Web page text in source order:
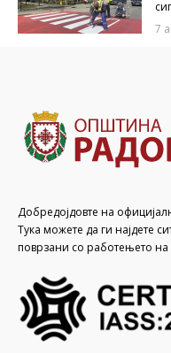
7
Добредојдовте на
Тука можете да ги најдете
поврзани со работењето